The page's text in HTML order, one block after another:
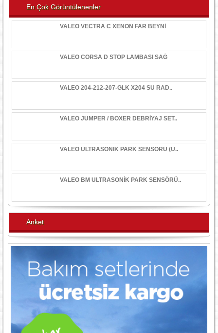
En Çok Görüntülenenler
VALEO VECTRA C XENON FAR BEYNİ
VALEO CORSA D STOP LAMBASI SAĞ
VALEO 204-212-207-GLK X204 SU RAD..
VALEO JUMPER / BOXER DEBRİYAJ SET..
VALEO ULTRASONİK PARK SENSÖRÜ (U..
VALEO BM ULTRASONİK PARK SENSÖRÜ..
Anket